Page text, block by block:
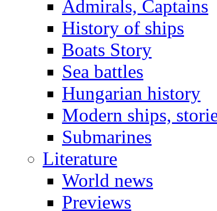
Admirals, Captains
History of ships
Boats Story
Sea battles
Hungarian history
Modern ships,
Submarines
Literature
World news
Previews